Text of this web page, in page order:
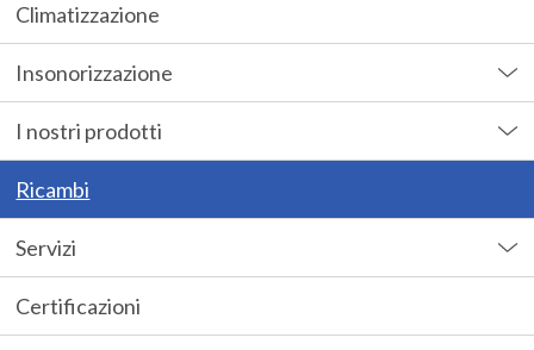
Climatizzazione
Insonorizzazione
I nostri prodotti
Ricambi
Servizi
Certificazioni